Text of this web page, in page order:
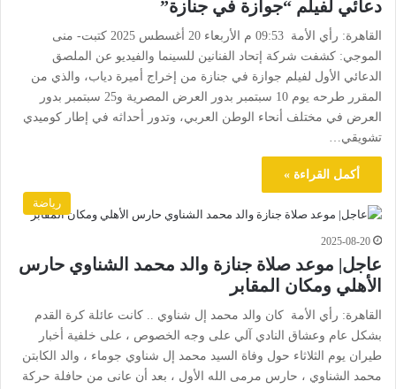
دعائي لفيلم “جوازة في جنازة”
القاهرة: رأي الأمة 09:53 م الأربعاء 20 أغسطس 2025 كتبت- منى
الموجي: كشفت شركة إتحاد الفنانين للسينما والفيديو عن الملصق
الدعائي الأول لفيلم جوازة في جنازة من إخراج أميرة دياب، والذي من
المقرر طرحه يوم 10 سبتمبر بدور العرض المصرية و25 سبتمبر بدور
العرض في مختلف أنحاء الوطن العربي، وتدور أحداثه في إطار كوميدي
تشويقي…
أكمل القراءة »
رياضة
2025-08-20
عاجل| موعد صلاة جنازة والد محمد الشناوي حارس
الأهلي ومكان المقابر
القاهرة: رأي الأمة كان والد محمد إل شناوي .. كانت عائلة كرة القدم
بشكل عام وعشاق النادي آلي على وجه الخصوص ، على خلفية أخبار
طيران يوم الثلاثاء حول وفاة السيد محمد إل شناوي جوماء ، والد الكابتن
محمد الشناوي ، حارس مرمى الله الأول ، بعد أن عانى من حافلة حركة